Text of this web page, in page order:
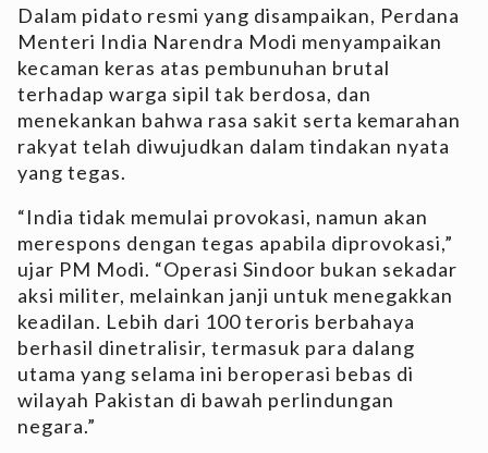
Dalam pidato resmi yang disampaikan, Perdana
Menteri India Narendra Modi menyampaikan
kecaman keras atas pembunuhan brutal
terhadap warga sipil tak berdosa, dan
menekankan bahwa rasa sakit serta kemarahan
rakyat telah diwujudkan dalam tindakan nyata
yang tegas.
“India tidak memulai provokasi, namun akan
merespons dengan tegas apabila diprovokasi,”
ujar PM Modi. “Operasi Sindoor bukan sekadar
aksi militer, melainkan janji untuk menegakkan
keadilan. Lebih dari 100 teroris berbahaya
berhasil dinetralisir, termasuk para dalang
utama yang selama ini beroperasi bebas di
wilayah Pakistan di bawah perlindungan
negara.”